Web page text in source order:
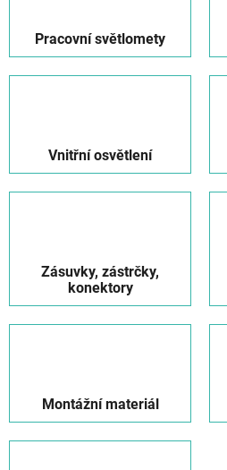
Pracovní světlomety
Vnitřní osvětlení
Zásuvky, zástrčky,
konektory
Montážní materiál